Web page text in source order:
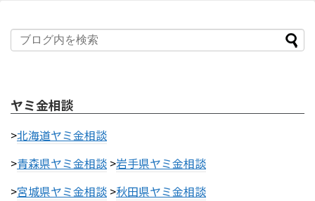
ヤミ金相談
>北海道ヤミ金相談
>青森県ヤミ金相談 >岩手県ヤミ金相談
>宮城県ヤミ金相談 >秋田県ヤミ金相談